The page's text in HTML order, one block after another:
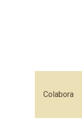
Colabora